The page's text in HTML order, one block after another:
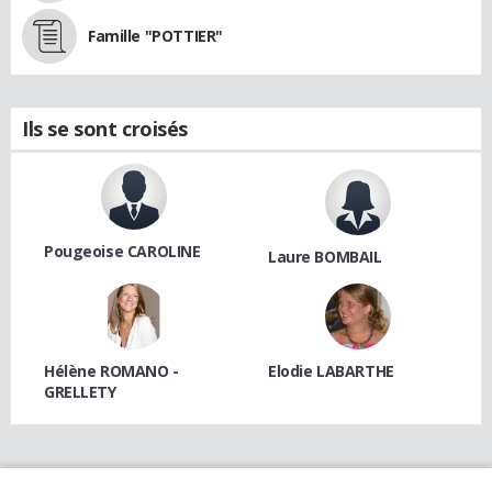
Famille "POTTIER"
Ils se sont croisés
Pougeoise CAROLINE Laure BOMBAIL
Hélène ROMANO -
GRELLETY
Elodie LABARTHE